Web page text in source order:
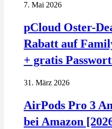
7. Mai 2026
pCloud Oster-
Rabatt auf
+ gratis
31. März 2026
AirPods Pro 3
bei Amazon